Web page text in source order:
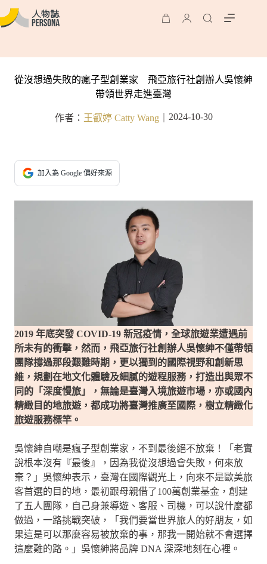
從沒想過失敗的瘋子型創業家 飛亞旅行社創辦人吳懷紳
帶領世界走進臺灣
作者： 王叡婷 Catty Wang｜ 2024-10-30
加入為 Google 偏好來源
2019 年底突發 COVID-19 新冠疫情，全球旅遊業遭遇前
所未有的衝擊，然而，飛亞旅行社創辦人吳懷紳不僅帶領
團隊撐過那段艱難時期，更以獨到的國際視野和創新思
維，規劃在地文化體驗及細膩的遊程服務，打造出與眾不
同的「深度慢旅」，無論是臺灣入境旅遊市場，亦或國內
精緻目的地旅遊，都成功將臺灣推廣至國際，樹立精緻化
旅遊服務標竿。
吳懷紳自嘲是瘋子型創業家，不到最後絕不放棄！「老實
說根本沒有『最後』，因為我從沒想過會失敗，何來放
棄？」吳懷紳表示，臺灣在國際觀光上，向來不是歐美旅
客首選的目的地，最初跟母親借了100萬創業基金，創建
了五人團隊，自己身兼導遊、客服、司機，可以說什麼都
做過，一路挑戰突破，「我們要當世界旅人的好朋友，如
果這是可以那麼容易被放棄的事，那我一開始就不會選擇
這麼難的路。」吳懷紳將品牌 DNA 深深地刻在心裡。